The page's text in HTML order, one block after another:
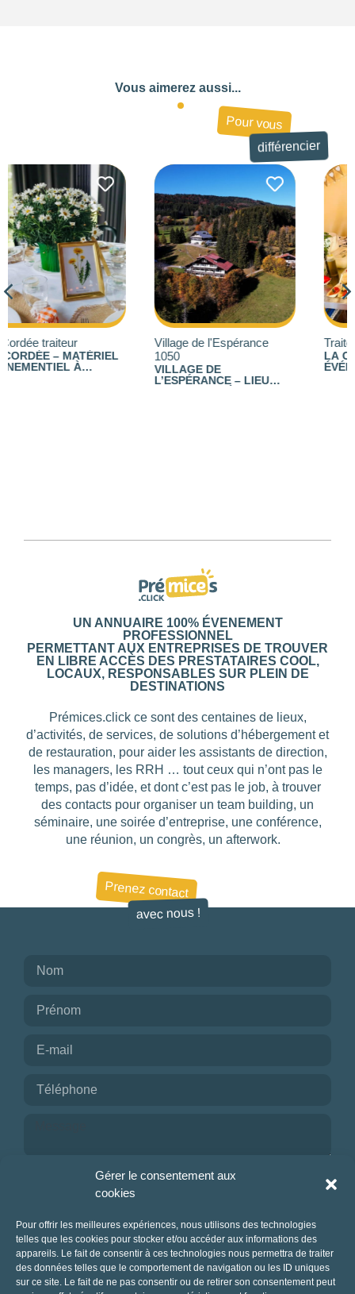
Gérer le consentement aux
cookies
Pour offrir les meilleures expériences, nous utilisons des technologies
telles que les cookies pour stocker et/ou accéder aux informations des
appareils. Le fait de consentir à ces technologies nous permettra de traiter
des données telles que le comportement de navigation ou les ID uniques
sur ce site. Le fait de ne pas consentir ou de retirer son consentement peut
Vous aimerez aussi...
Pour vous
différencier
Village de l'Espérance
1050
VILLAGE DE
Traiteur La Cordée
LA CORDÉE – TRAITEUR
ÉVÉNEMENTIEL À
BURDIGNIN, HAUTE-
SAVOIE
UN ANNUAIRE 100% ÉVENEMENT
PROFESSIONNEL
PERMETTANT AUX ENTREPRISES DE TROUVER
EN LIBRE ACCÈS DES PRESTATAIRES COOL,
LOCAUX, RESPONSABLES SUR PLEIN DE
DESTINATIONS
Prémices.click ce sont des centaines de lieux,
d’activités, de services, de solutions d’hébergement et
de restauration, pour aider les assistants de direction,
les managers, les RRH … tout ceux qui n’ont pas le
temps, pas d’idée, et dont c’est pas le job, à trouver
des contacts pour organiser un team building, un
séminaire, une soirée d’entreprise, une conférence,
une réunion, un congrès, un afterwork.
Prenez contact
avec nous !
Je reconnais avoir pris connaissance de la
politique de confidentialité.
NOUS CONTACTER